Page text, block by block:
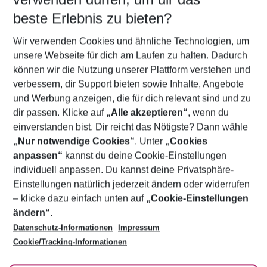
5-8 Nächte
2 Erwachsene Keine Kinder
Mehr Filter anzeigen
Footer
Footer navigation
Über uns
AGB
Bestpreisgarantie
Cookie-Einstellungen ändern
Cookie-Richtlinie
Agenturbetreuung
Barrierefreies Reisen
Folge uns
beste Erlebnis zu bieten?
Wir verwenden Cookies und ähnliche Technologien, um
unsere Webseite für dich am Laufen zu halten. Dadurch
können wir die Nutzung unserer Plattform verstehen und
verbessern, dir Support bieten sowie Inhalte, Angebote
und Werbung anzeigen, die für dich relevant sind und zu
dir passen. Klicke auf „Alle akzeptieren“, wenn du
einverstanden bist. Dir reicht das Nötigste? Dann wähle
„Nur notwendige Cookies“. Unter „Cookies
anpassen“ kannst du deine Cookie-Einstellungen
individuell anpassen. Du kannst deine Privatsphäre-
Einstellungen natürlich jederzeit ändern oder widerrufen
– klicke dazu einfach unten auf „Cookie-Einstellungen
ändern“.
Datenschutz-Informationen
Impressum
Cookie/Tracking-Informationen